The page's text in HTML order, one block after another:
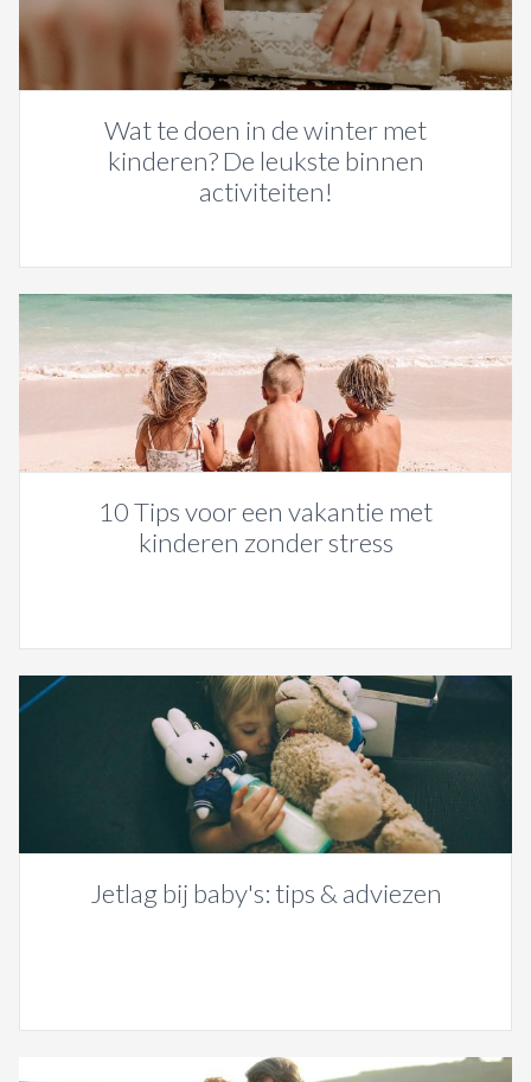
Wat te doen in de winter met
kinderen? De leukste binnen
activiteiten!
10 Tips voor een vakantie met
kinderen zonder stress
Jetlag bij baby's: tips & adviezen